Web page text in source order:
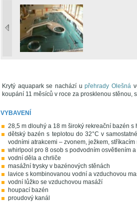
Krytý aquapark se nachází upřehrady Olešná
koupání 11 měsíců v roce za prosklenou
VYBAVENÍ
28,5 m dlouhý a 18 m široký rekreační bazén
dětský bazén s teplotou do 32°C v
vodními atrakcemi – zvonem, ježkem,
whirlpool pro 8 osob s podvodním osvětlením
vodní děla a chrliče
masážní trysky v bazénových stěnách
lavice s kombinovanou vodní a vzduchovou
vodní lůžko se vzduchovou masáží
houpací bazén
proudový kanál